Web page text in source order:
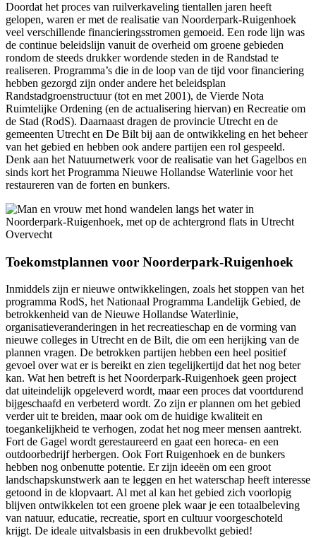
Doordat het proces van ruilverkaveling tientallen jaren heeft
gelopen, waren er met de realisatie van Noorderpark-Ruigenhoek
veel verschillende financieringsstromen gemoeid. Een rode lijn was
de continue beleidslijn vanuit de overheid om groene gebieden
rondom de steeds drukker wordende steden in de Randstad te
realiseren. Programma’s die in de loop van de tijd voor financiering
hebben gezorgd zijn onder andere het beleidsplan
Randstadgroenstructuur (tot en met 2001), de Vierde Nota
Ruimtelijke Ordening (en de actualisering hiervan) en Recreatie om
de Stad (RodS). Daarnaast dragen de provincie Utrecht en de
gemeenten Utrecht en De Bilt bij aan de ontwikkeling en het beheer
van het gebied en hebben ook andere partijen een rol gespeeld.
Denk aan het Natuurnetwerk voor de realisatie van het Gagelbos en
sinds kort het Programma Nieuwe Hollandse Waterlinie voor het
restaureren van de forten en bunkers.
Toekomstplannen voor Noorderpark-Ruigenhoek
Inmiddels zijn er nieuwe ontwikkelingen, zoals het stoppen van het
programma RodS, het Nationaal Programma Landelijk Gebied, de
betrokkenheid van de Nieuwe Hollandse Waterlinie,
organisatieveranderingen in het recreatieschap en de vorming van
nieuwe colleges in Utrecht en de Bilt, die om een herijking van de
plannen vragen. De betrokken partijen hebben een heel positief
gevoel over wat er is bereikt en zien tegelijkertijd dat het nog beter
kan. Wat hen betreft is het Noorderpark-Ruigenhoek geen project
dat uiteindelijk opgeleverd wordt, maar een proces dat voortdurend
bijgeschaafd en verbeterd wordt. Zo zijn er plannen om het gebied
verder uit te breiden, maar ook om de huidige kwaliteit en
toegankelijkheid te verhogen, zodat het nog meer mensen aantrekt.
Fort de Gagel wordt gerestaureerd en gaat een horeca- en een
outdoorbedrijf herbergen. Ook Fort Ruigenhoek en de bunkers
hebben nog onbenutte potentie. Er zijn ideeën om een groot
landschapskunstwerk aan te leggen en het waterschap heeft interesse
getoond in de klopvaart. Al met al kan het gebied zich voorlopig
blijven ontwikkelen tot een groene plek waar je een totaalbeleving
van natuur, educatie, recreatie, sport en cultuur voorgeschoteld
krijgt. De ideale uitvalsbasis in een drukbevolkt gebied!